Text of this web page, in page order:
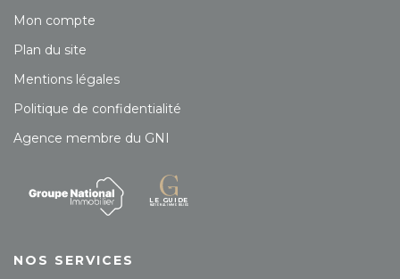
Mon compte
Plan du site
Mentions légales
Politique de confidentialité
Agence membre du GNI
NOS SERVICES